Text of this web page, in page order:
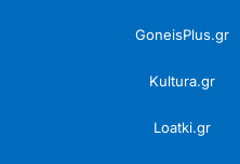
GoneisPlus.gr
Kultura.gr
Loatki.gr